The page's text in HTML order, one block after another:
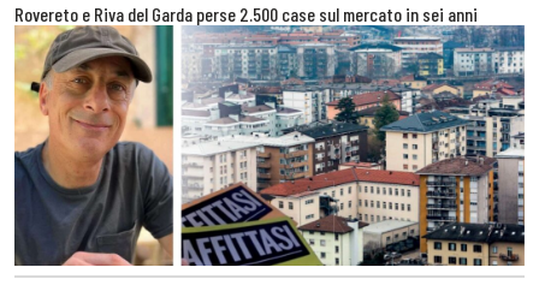
Rovereto e Riva del Garda perse 2.500 case sul mercato in sei anni